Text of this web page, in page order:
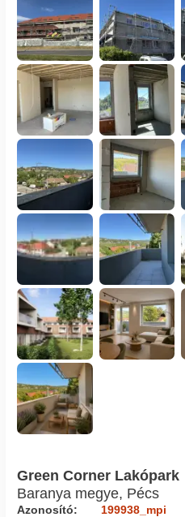
Green Corner Lakópark
Baranya megye, Pécs
Azonosító:
199938_mpi